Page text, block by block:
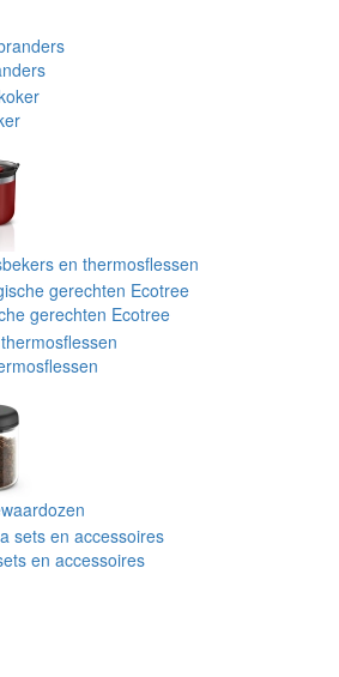
en thermosflessen
gerechten Ecotree
en accessoires